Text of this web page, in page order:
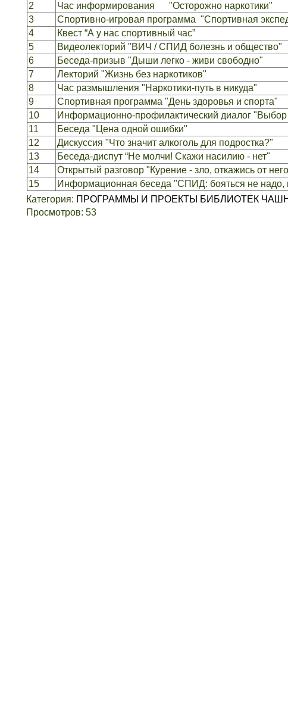
2
Час информирования "Осторожно
3
Спортивно-игровая программа "Спортивная
4
Квест “А у нас спортивный час”
5
Видеолекторий "ВИЧ / СПИД болезнь и общество"
6
Беседа-призыв "Дыши легко - живи свободно"
7
Лекторий "Жизнь без наркотиков"
8
Час размышления "Наркотики-путь в никуда"
9
Спортивная программа "День здоровья и спорта"
10
Информационно-профилактический диалог "Выбор
11
Беседа "Цена одной ошибки"
12
Дискуссия "Что значит алкоголь для подростка?"
13
Беседа-диспут “Не молчи! Скажи насилию - нет"
14
Открытый разговор "Курение - зло, откажись от
15
Информационная беседа "СПИД: бояться не надо,
Категория: ПРОГРАММЫ И ПРОЕКТЫ БИБЛИОТЕК
Просмотров: 53